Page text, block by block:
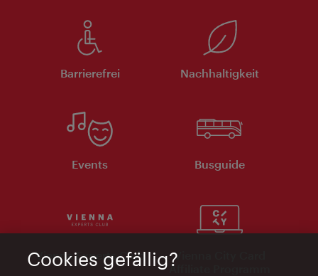
Barrierefrei Nachhaltigkeit
Events Busguide
Vienna Experts Club
Vienna City Card
Affiliate Programm
Cookies gefällig?